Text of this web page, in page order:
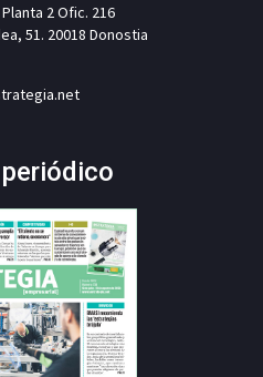
2 Ofic. 216
51. 20018 Donostia